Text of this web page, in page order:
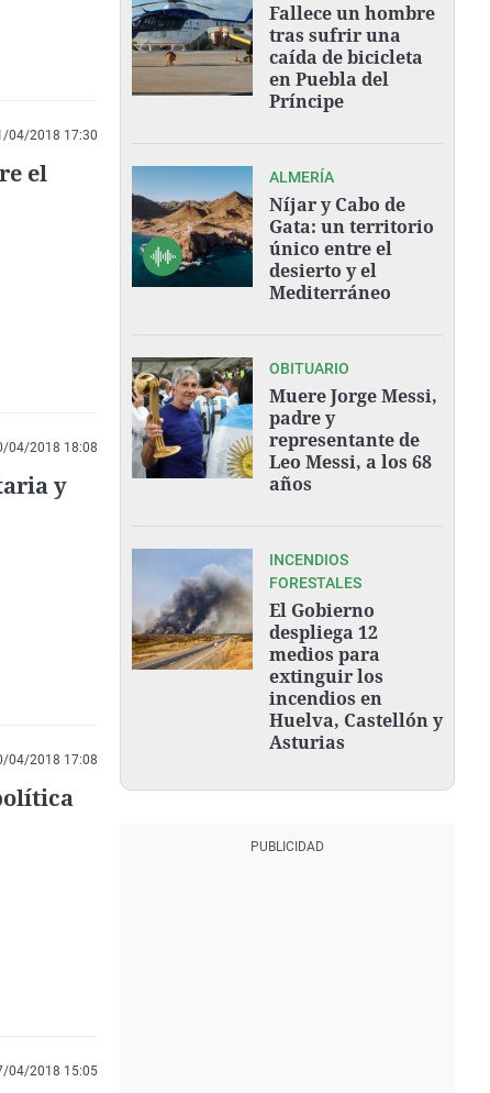
04/2018 17:30
el
04/2018 18:08
y
04/2018 17:08
04/2018 15:05
Fallece un hombre
tras sufrir una
caída de bicicleta
en Puebla del
Príncipe
ALMERÍA
Níjar y Cabo de
Gata: un territorio
único entre el
desierto y el
Mediterráneo
OBITUARIO
Muere Jorge Messi,
padre y
representante de
Leo Messi, a los 68
años
INCENDIOS
FORESTALES
El Gobierno
despliega 12
medios para
extinguir los
incendios en
Huelva, Castellón y
Asturias